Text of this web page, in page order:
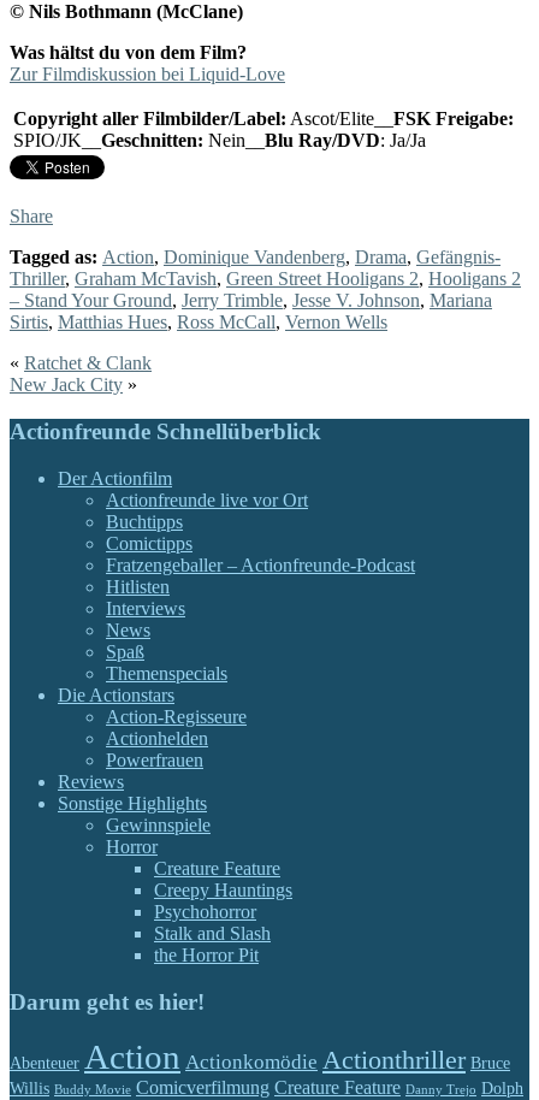
© Nils Bothmann (McClane)
Was hältst du von dem Film?
Zur Filmdiskussion bei Liquid-Love
Copyright aller Filmbilder/Label: Ascot/Elite__ FSK Freigabe:
SPIO/JK__ Geschnitten: Nein__ Blu Ray/DVD: Ja/Ja
Share
Tagged as: Action, Dominique Vandenberg, Drama, Gefängnis-
Thriller, Graham McTavish, Green Street Hooligans 2, Hooligans 2
– Stand Your Ground, Jerry Trimble, Jesse V. Johnson, Mariana
Sirtis, Matthias Hues, Ross McCall, Vernon Wells
« Ratchet & Clank
New Jack City »
Actionfreunde Schnellüberblick
Der Actionfilm
Actionfreunde live vor Ort
Buchtipps
Comictipps
Fratzengeballer – Actionfreunde-Podcast
Hitlisten
Interviews
News
Spaß
Themenspecials
Die Actionstars
Action-Regisseure
Actionhelden
Powerfrauen
Reviews
Sonstige Highlights
Gewinnspiele
Horror
Creature Feature
Creepy Hauntings
Psychohorror
Stalk and Slash
the Horror Pit
Darum geht es hier!
Abenteuer Action Actionkomödie Actionthriller Bruce
Willis Buddy Movie Comicverfilmung Creature Feature Danny Trejo Dolph